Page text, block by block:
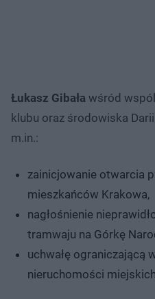
Łukasz Gibała wśród
klubu oraz środowiska
m.in.:
zainicjowanie otwarcia
mieszkańców Krakowa,
nagłośnienie
tramwaju na Górkę
uchwałę ograniczającą
nieruchomości